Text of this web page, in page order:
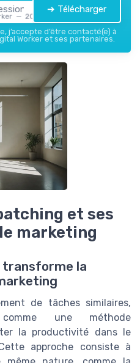
— 2026
➔ Télécharger
j’accepte d’être contacté(e) à
Worker et ses partenaires.
et ses
marketing
transforme la
de tâches similaires,
comme une méthode
la productivité dans le
approche consiste à